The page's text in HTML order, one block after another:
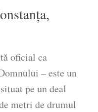
oficial ca
– este un
pe un deal
metri de drumul